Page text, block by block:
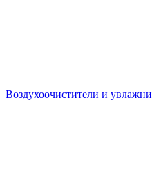
Воздухоочистители и